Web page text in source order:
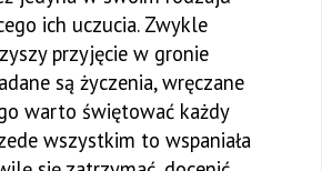
ich uczucia. Zwykle
przyjęcie w gronie
są życzenia, wręczane
warto świętować każdy
wszystkim to wspaniała